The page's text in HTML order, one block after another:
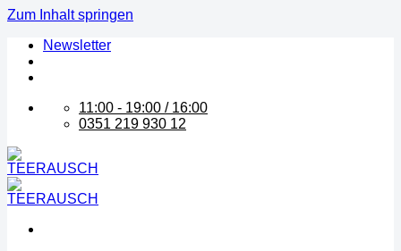
Zum Inhalt springen
Newsletter
11:00 - 19:00 / 16:00
0351 219 930 12